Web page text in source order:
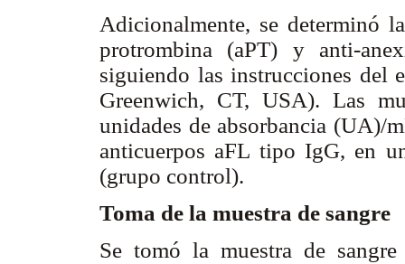
Adicionalmente, se determinó
protrombina (aPT) y anti-
siguiendo las instrucciones del
Greenwich, CT, USA). Las
unidades de absorbancia (UA)/
anticuerpos aFL tipo IgG, en
(grupo control).
Toma de la muestra de sangre
Se tomó la muestra de